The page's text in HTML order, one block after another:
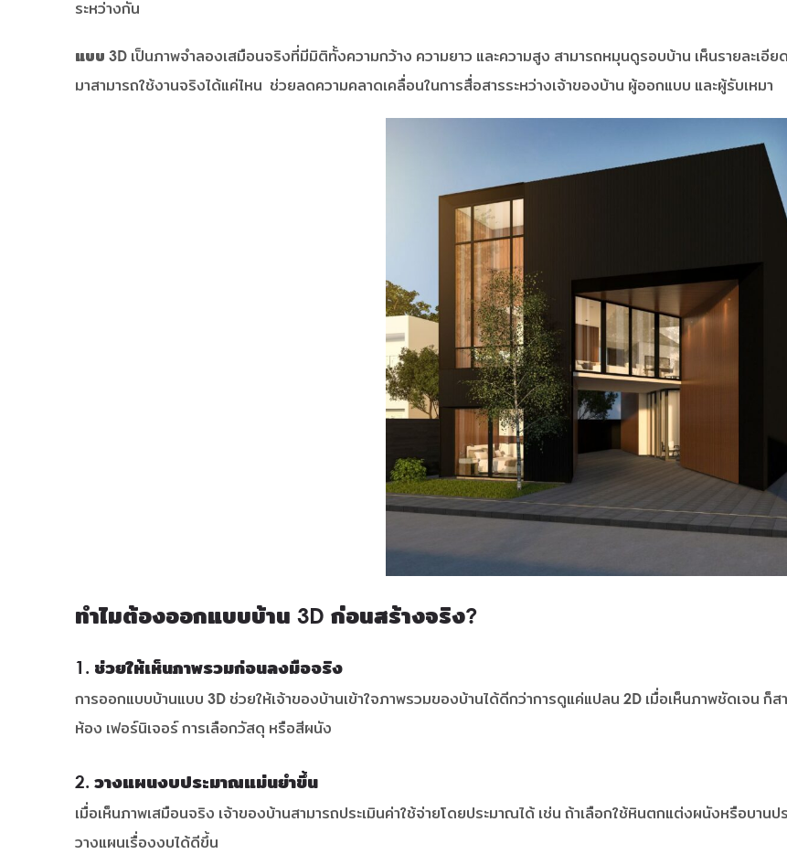
ระหว่างกัน
แบบ 3D เป็นภาพจำลองเสมือนจริงที่มีมิติทั้งความกว้าง ความยาว และความสูง สามารถหมุนดูรอบบ้าน เห็นรายละเ
มาสามารถใช้งานจริงได้แค่ไหน ช่วยลดความคลาดเคลื่อนในการสื่อสารระหว่างเจ้าของบ้าน ผู้ออกแบบ และผู้รับเหมา
ทำไมต้องออกแบบบ้าน 3D ก่อนสร้างจริง?
1. ช่วยให้เห็นภาพรวมก่อนลงมือจริง
การออกแบบบ้านแบบ 3D ช่วยให้เจ้าของบ้านเข้าใจภาพรวมของบ้านได้ดีกว่าการดูแค่แปลน 2D เมื่อเห็นภาพชัดเจน ก็ส
ห้อง เฟอร์นิเจอร์ การเลือกวัสดุ หรือสีผนัง
2. วางแผนงบประมาณแม่นยำขึ้น
เมื่อเห็นภาพเสมือนจริง เจ้าของบ้านสามารถประเมินค่าใช้จ่ายโดยประมาณได้ เช่น ถ้าเลือกใช้หินตกแต่งผนังหรือบาน
วางแผนเรื่องงบได้ดีขึ้น